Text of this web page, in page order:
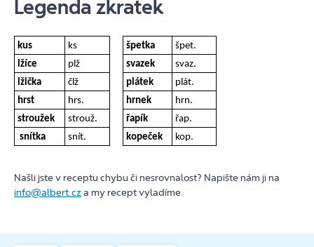
Legenda zkratek
kus ks špetka
špet.
lžíce
plž svazek
svaz.
lžička
člž plátek
plát.
hrst
hrs. hrnek
hrn.
stroužek
strouž. řapík
řap.
snítka
snít. kopeček kop.
Našli jste v receptu chybu či nesrovnalost? Napište nám ji na
info@albert.cza my recept vyladíme.